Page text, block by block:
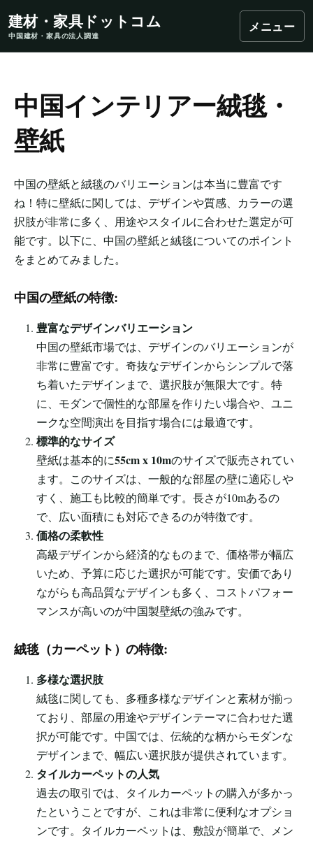
建材・家具ドットコム
中国建材・家具の法人調達
メニュー
中国インテリアー絨毯・
壁紙
中国の壁紙と絨毯のバリエーションは本当に豊富です
ね！特に壁紙に関しては、デザインや質感、カラーの選
択肢が非常に多く、用途やスタイルに合わせた選定が可
能です。以下に、中国の壁紙と絨毯についてのポイント
をまとめてみました。
中国の壁紙の特徴:
豊富なデザインバリエーション
中国の壁紙市場では、デザインのバリエーションが
非常に豊富です。奇抜なデザインからシンプルで落
ち着いたデザインまで、選択肢が無限大です。特
に、モダンで個性的な部屋を作りたい場合や、ユニ
ークな空間演出を目指す場合には最適です。
標準的なサイズ
壁紙は基本的に55cm x 10mのサイズで販売されてい
ます。このサイズは、一般的な部屋の壁に適応しや
すく、施工も比較的簡単です。長さが10mあるの
で、広い面積にも対応できるのが特徴です。
価格の柔軟性
高級デザインから経済的なものまで、価格帯が幅広
いため、予算に応じた選択が可能です。安価であり
ながらも高品質なデザインも多く、コストパフォー
マンスが高いのが中国製壁紙の強みです。
絨毯（カーペット）の特徴:
多様な選択肢
絨毯に関しても、多種多様なデザインと素材が揃っ
ており、部屋の用途やデザインテーマに合わせた選
択が可能です。中国では、伝統的な柄からモダンな
デザインまで、幅広い選択肢が提供されています。
タイルカーペットの人気
過去の取引では、タイルカーペットの購入が多かっ
たということですが、これは非常に便利なオプショ
ンです。タイルカーペットは、敷設が簡単で、メン